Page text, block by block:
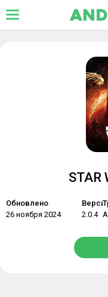
STAR
Обновлено
26 ноября 2024
2.0.4